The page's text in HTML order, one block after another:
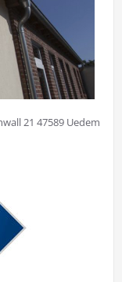
21 47589 Uedem